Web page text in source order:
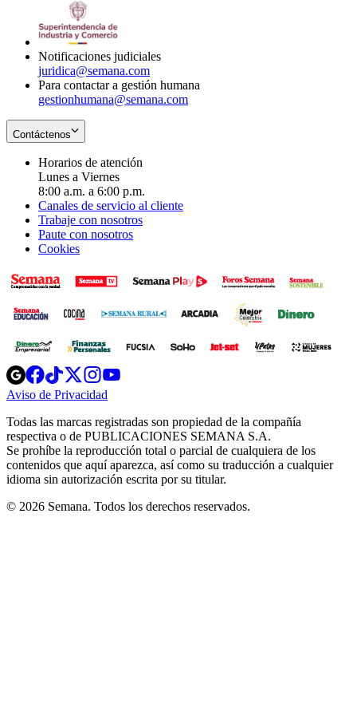
Notificaciones judiciales
juridica@semana.com
Para contactar a gestión humana
gestionhumana@semana.com
Contáctenos
Horarios de atención
Lunes a Viernes
8:00 a.m. a 6:00 p.m.
Canales de servicio al cliente
Trabaje con nosotros
Paute con nosotros
Cookies
Opens
in
new
Opens
in
new
Opens
in
new
window
Opens
new
windowwindow
Aviso de Privacidad
new
window
Todas las marcas registradas son propiedad de la compañía
respectiva o de PUBLICACIONES SEMANA S.A.
Se prohíbe la reproducción total o parcial de cualquiera de los
contenidos que aquí aparezca, así como su traducción a cualquier
idioma sin autorización escrita por su titular.
© 2026 Semana. Todos los derechos reservados.